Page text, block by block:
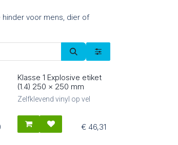
voor mens, dier of
81603
Klasse 1 Explosive etiket
(1.4) 250 x 250 mm
Zelfklevend vinyl op vel
€ 46,31